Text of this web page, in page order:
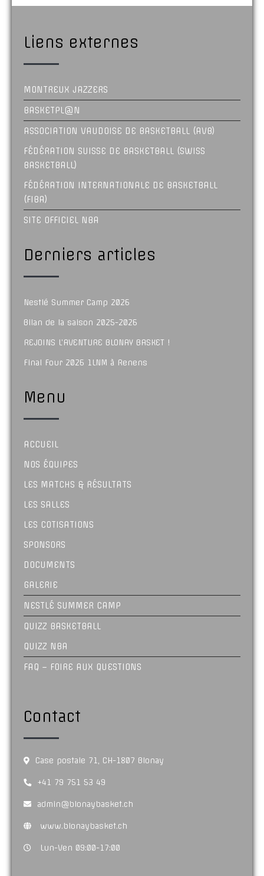
Liens externes
MONTREUX JAZZERS
BASKETPL@N
ASSOCIATION VAUDOISE DE BASKETBALL (AVB)
FÉDÉRATION SUISSE DE BASKETBALL (SWISS
BASKETBALL)
FÉDÉRATION INTERNATIONALE DE BASKETBALL
(FIBA)
SITE OFFICIEL NBA
Derniers articles
Nestlé Summer Camp 2026
Bilan de la saison 2025-2026
REJOINS L’AVENTURE BLONAY BASKET !
Final Four 2026 1LNM à Renens
Menu
ACCUEIL
NOS ÉQUIPES
LES MATCHS & RÉSULTATS
LES SALLES
LES COTISATIONS
SPONSORS
DOCUMENTS
GALERIE
NESTLÉ SUMMER CAMP
QUIZZ BASKETBALL
QUIZZ NBA
FAQ – FOIRE AUX QUESTIONS
Contact
Case postale 71, CH-1807 Blonay
+41 79 751 53 49
admin@blonaybasket.ch
www.blonaybasket.ch
Lun-Ven 09:00-17:00